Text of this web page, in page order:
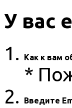
У вас
Как к вам
*
Введите